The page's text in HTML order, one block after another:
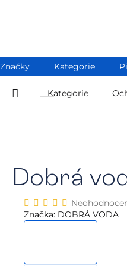
Značky Kategorie
DomůKategorie
Dobrá
Průměrné
hodnocení
produktu
Značka: DOBRÁ VODA